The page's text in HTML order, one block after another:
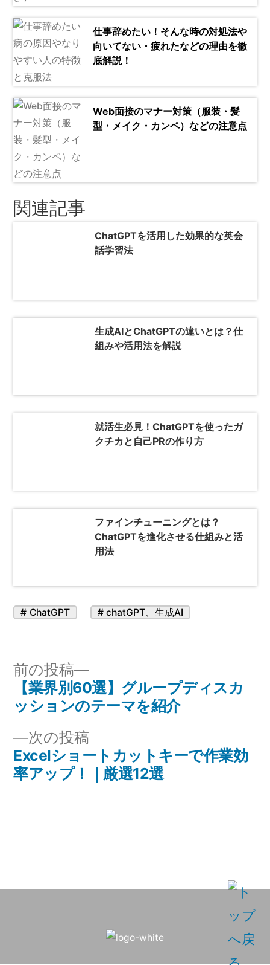
仕事辞めたい！そんな時の対処法や
向いてない・疲れたなどの理由を徹
底解説！
Web面接のマナー対策（服装・髪
型・メイク・カンペ）などの注意点
関連記事
ChatGPTを活用した効果的な英会
話学習法
生成AIとChatGPTの違いとは？仕
組みや活用法を解説
就活生必見！ChatGPTを使ったガ
クチカと自己PRの作り方
ファインチューニングとは？
ChatGPTを進化させる仕組みと活
用法
カ
リ
ー:
ChatGPT
タ
chatGPT、生成AI
投
稿
ビ
ゲ
ン
次の投稿
の
Excelショートカットキーで作業効
率アップ！｜厳選12選
前の投稿
前
の
投
【業界別60選】グループディスカ
ッションのテーマを紹介